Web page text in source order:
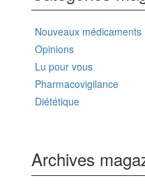
Nouveaux médicaments
Opinions
Lu pour vous
Pharmacovigilance
Diététique
Archives